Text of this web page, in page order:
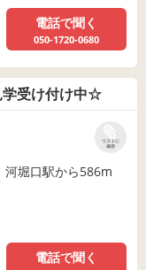
電話で聞く
050-1720-0680
受け付け中☆
リストに
保存
堀口駅から586m
電話で聞く